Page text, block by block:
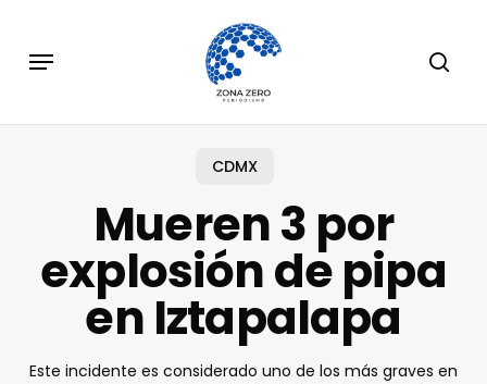
main
Menu
CDMX
Mueren 3 por
explosión de pipa
en Iztapalapa
Este incidente es considerado uno de los más graves en